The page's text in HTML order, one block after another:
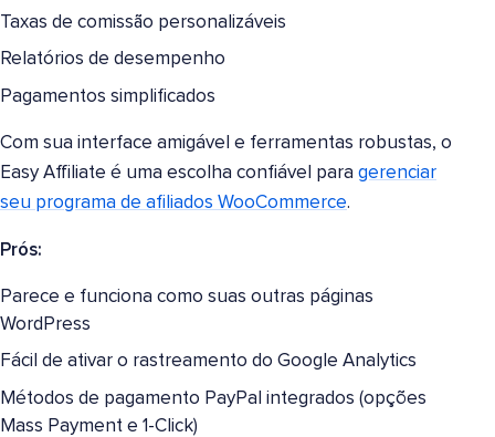
Taxas de comissão personalizáveis
Relatórios de desempenho
Pagamentos simplificados
Com sua interface amigável e ferramentas robustas, o
Easy Affiliate é uma escolha confiável para gerenciar
seu programa de afiliados WooCommerce.
Prós:
Parece e funciona como suas outras páginas
WordPress
Fácil de ativar o rastreamento do Google Analytics
Métodos de pagamento PayPal integrados (opções
Mass Payment e 1-Click)